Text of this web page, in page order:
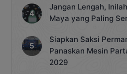
Jangan Lengah,
Maya yang Paling
Siapkan Saksi
Panaskan Mesin
2029